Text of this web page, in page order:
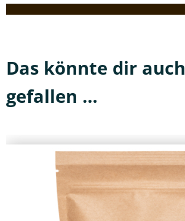
Das könnte dir auch
gefallen …
Produkt
mehrere
Varianten